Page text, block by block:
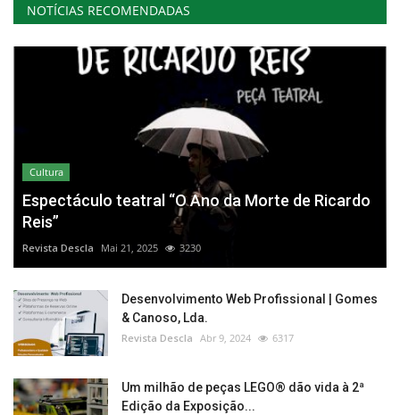
NOTÍCIAS RECOMENDADAS
Cultura
Espectáculo teatral “O Ano da Morte de Ricardo
Reis”
Revista Descla Mai 21, 2025 3230
Desenvolvimento Web Profissional | Gomes
& Canoso, Lda.
Revista Descla Abr 9, 2024 6317
Um milhão de peças LEGO® dão vida à 2ª
Edição da Exposição...